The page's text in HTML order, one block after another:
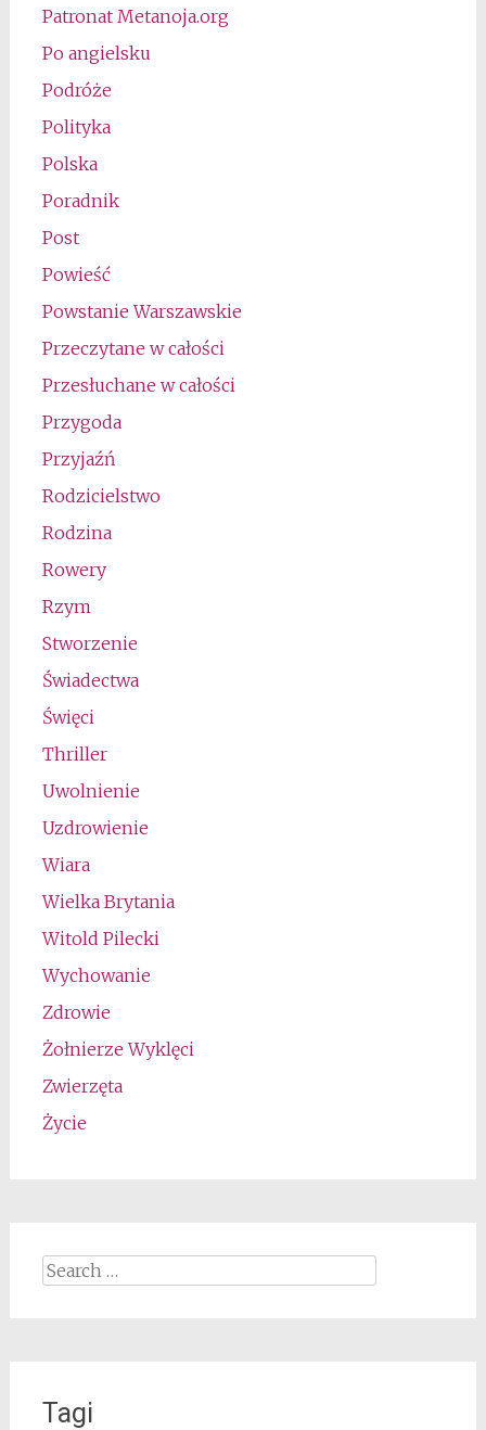
Patronat Metanoja.org
Po angielsku
Podróże
Polityka
Polska
Poradnik
Post
Powieść
Powstanie Warszawskie
Przeczytane w całości
Przesłuchane w całości
Przygoda
Przyjaźń
Rodzicielstwo
Rodzina
Rowery
Rzym
Stworzenie
Świadectwa
Święci
Thriller
Uwolnienie
Uzdrowienie
Wiara
Wielka Brytania
Witold Pilecki
Wychowanie
Zdrowie
Żołnierze Wyklęci
Zwierzęta
Życie
Search
Tagi